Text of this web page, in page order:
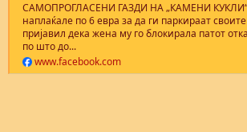
САМОПРОГЛАСЕНИ ГАЗДИ НА „КАМЕНИ
наплаќале по 6 евра за да ги паркираат
пријавил дека жена му го блокирала патот
по што до...
www.facebook.com